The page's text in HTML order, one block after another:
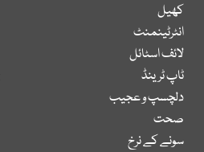
کھیل
انٹرٹینمنٹ
لائف اسٹائل
ٹاپ ٹرینڈ
دلچسپ و عجیب
صحت
سونے کے نرخ